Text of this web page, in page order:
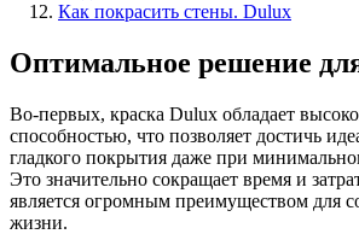
Как покрасить стены. Dulux
Оптимальное решение
Во-первых, краска Dulux обладает
способностью, что позволяет достичь
гладкого покрытия даже при
Это значительно сокращает время и
является огромным преимуществом для
жизни.